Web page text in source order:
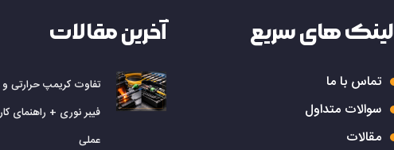
لینک های سریع
تماس با ما
سوالات متداول
مقالات
آخرین مقالات
تفاوت کریمپ حرارتی
فیبر نوری + راهنمای
عملی